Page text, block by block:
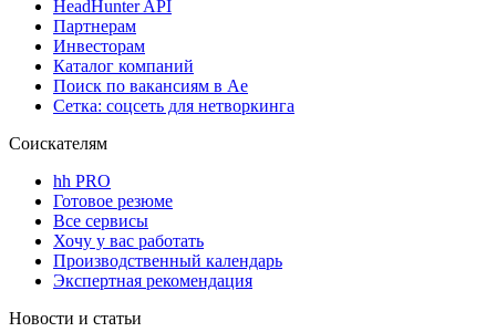
HeadHunter API
Партнерам
Инвесторам
Каталог компаний
Поиск по вакансиям в Ае
Сетка: соцсеть для нетворкинга
Соискателям
hh PRO
Готовое резюме
Все сервисы
Хочу у вас работать
Производственный календарь
Экспертная рекомендация
Новости и статьи